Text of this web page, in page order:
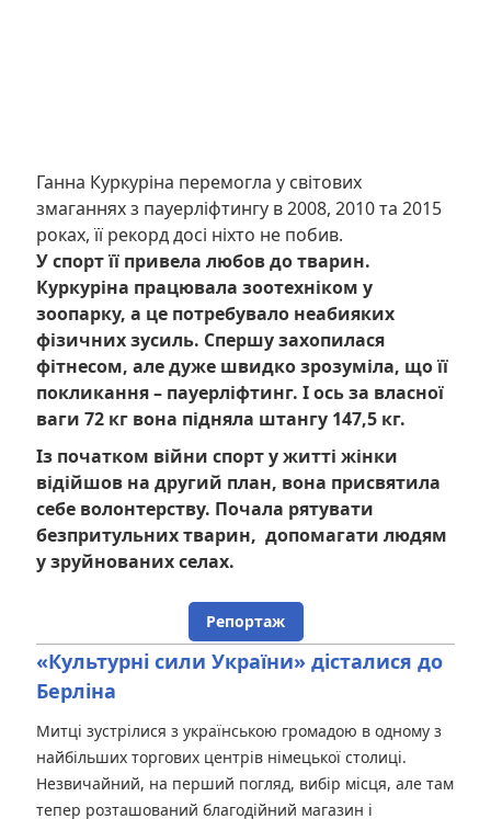
Ганна Куркуріна перемогла у світових
змаганнях з пауерліфтингу в 2008, 2010 та 2015
роках, її рекорд досі ніхто не побив.
У спорт її привела любов до тварин.
Куркуріна працювала зоотехніком у
зоопарку, а це потребувало неабияких
фізичних зусиль. Спершу захопилася
фітнесом, але дуже швидко зрозуміла, що її
покликання – пауерліфтинг. І ось за власної
ваги 72 кг вона підняла штангу 147,5 кг.
Із початком війни спорт у житті жінки
відійшов на другий план, вона присвятила
себе волонтерству. Почала рятувати
безпритульних тварин, допомагати людям
у зруйнованих селах.
Репортаж
«Культурні сили України» дісталися до
Берліна
Митці зустрілися з українською громадою в одному з
найбільших торгових центрів німецької столиці.
Незвичайний, на перший погляд, вибір місця, але там
тепер розташований благодійний магазин і